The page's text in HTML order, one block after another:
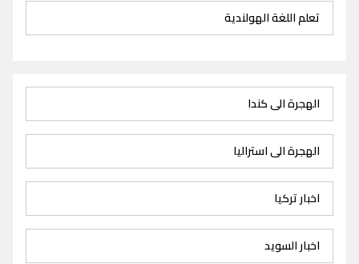
تعلم اللغة الهولندية
الهجرة الى كندا
الهجرة الى استراليا
اخبار تركيا
اخبار السويد